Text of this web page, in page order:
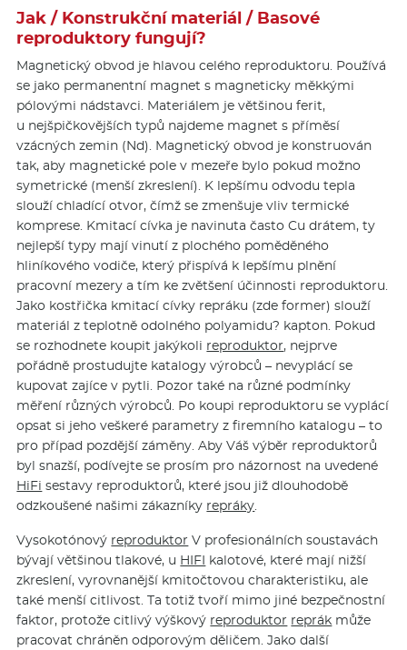
Jak / Konstrukční materiál / Basové
reproduktory fungují?
Magnetický obvod je hlavou celého reproduktoru. Používá
se jako permanentní magnet s magneticky měkkými
pólovými nádstavci. Materiálem je většinou ferit,
u nejšpičkovějších typů najdeme magnet s příměsí
vzácných zemin (Nd). Magnetický obvod je konstruován
tak, aby magnetické pole v mezeře bylo pokud možno
symetrické (menší zkreslení). K lepšímu odvodu tepla
slouží chladící otvor, čímž se zmenšuje vliv termické
komprese. Kmitací cívka je navinuta často Cu drátem, ty
nejlepší typy mají vinutí z plochého poměděného
hliníkového vodiče, který přispívá k lepšímu plnění
pracovní mezery a tím ke zvětšení účinnosti reproduktoru.
Jako kostřička kmitací cívky repráku (zde former) slouží
materiál z teplotně odolného polyamidu? kapton. Pokud
se rozhodnete koupit jakýkoli reproduktor, nejprve
pořádně prostudujte katalogy výrobců – nevyplácí se
kupovat zajíce v pytli. Pozor také na různé podmínky
měření různých výrobců. Po koupi reproduktoru se vyplácí
opsat si jeho veškeré parametry z firemního katalogu – to
pro případ pozdější záměny. Aby Váš výběr reproduktorů
byl snazší, podívejte se prosím pro názornost na uvedené
HiFi sestavy reproduktorů, které jsou již dlouhodobě
odzkoušené našimi zákazníky repráky.
Vysokotónový reproduktor V profesionálních soustavách
bývají většinou tlakové, u HIFI kalotové, které mají nižší
zkreslení, vyrovnanější kmitočtovou charakteristiku, ale
také menší citlivost. Ta totiž tvoří mimo jiné bezpečnostní
faktor, protože citlivý výškový reproduktor reprák může
pracovat chráněn odporovým děličem. Jako další